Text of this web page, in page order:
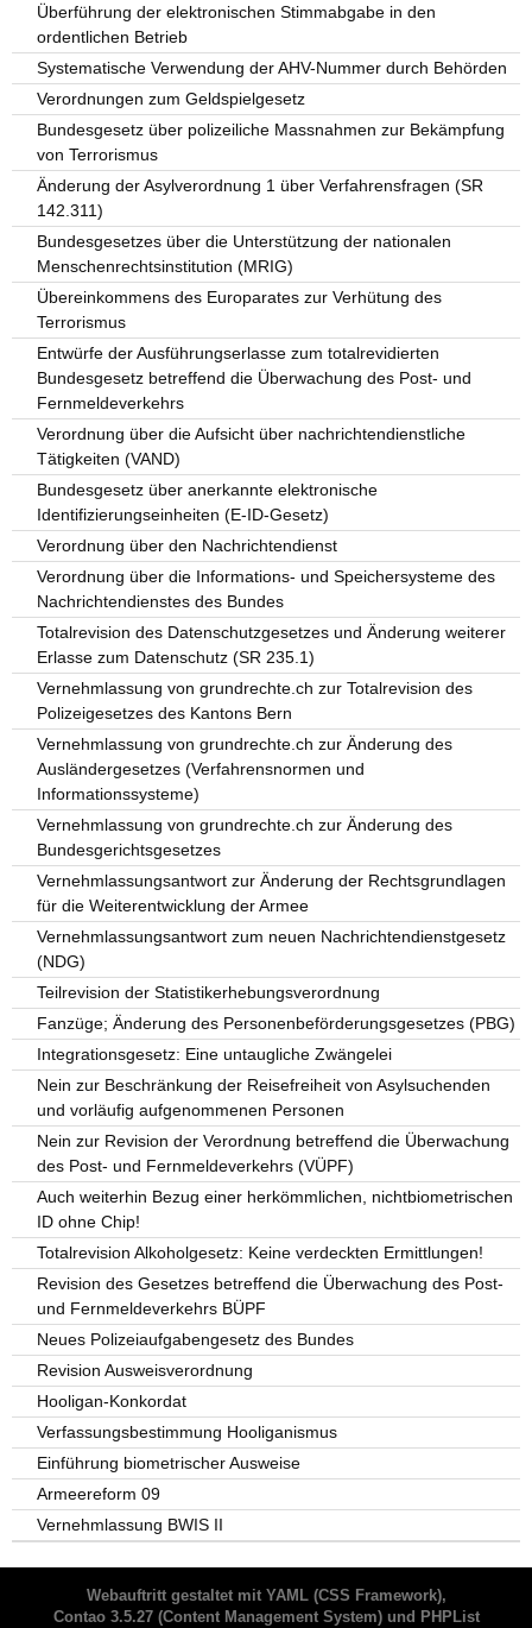
Überführung der elektronischen Stimmabgabe in den
ordentlichen Betrieb
Systematische Verwendung der AHV-Nummer durch Behörden
Verordnungen zum Geldspielgesetz
Bundesgesetz über polizeiliche Massnahmen zur Bekämpfung
von Terrorismus
Änderung der Asylverordnung 1 über Verfahrensfragen (SR
142.311)
Bundesgesetzes über die Unterstützung der nationalen
Menschenrechtsinstitution (MRIG)
Übereinkommens des Europarates zur Verhütung des
Terrorismus
Entwürfe der Ausführungserlasse zum totalrevidierten
Bundesgesetz betreffend die Überwachung des Post- und
Fernmeldeverkehrs
Verordnung über die Aufsicht über nachrichtendienstliche
Tätigkeiten (VAND)
Bundesgesetz über anerkannte elektronische
Identifizierungseinheiten (E-ID-Gesetz)
Verordnung über den Nachrichtendienst
Verordnung über die Informations- und Speichersysteme des
Nachrichtendienstes des Bundes
Totalrevision des Datenschutzgesetzes und Änderung weiterer
Erlasse zum Datenschutz (SR 235.1)
Vernehmlassung von grundrechte.ch zur Totalrevision des
Polizeigesetzes des Kantons Bern
Vernehmlassung von grundrechte.ch zur Änderung des
Ausländergesetzes (Verfahrensnormen und
Informationssysteme)
Vernehmlassung von grundrechte.ch zur Änderung des
Bundesgerichtsgesetzes
Vernehmlassungsantwort zur Änderung der Rechtsgrundlagen
für die Weiterentwicklung der Armee
Vernehmlassungsantwort zum neuen Nachrichtendienstgesetz
(NDG)
Teilrevision der Statistikerhebungsverordnung
Fanzüge; Änderung des Personenbeförderungsgesetzes (PBG)
Integrationsgesetz: Eine untaugliche Zwängelei
Nein zur Beschränkung der Reisefreiheit von Asylsuchenden
und vorläufig aufgenommenen Personen
Nein zur Revision der Verordnung betreffend die Überwachung
des Post- und Fernmeldeverkehrs (VÜPF)
Auch weiterhin Bezug einer herkömmlichen, nichtbiometrischen
ID ohne Chip!
Totalrevision Alkoholgesetz: Keine verdeckten Ermittlungen!
Revision des Gesetzes betreffend die Überwachung des Post-
und Fernmeldeverkehrs BÜPF
Neues Polizeiaufgabengesetz des Bundes
Revision Ausweisverordnung
Hooligan-Konkordat
Verfassungsbestimmung Hooliganismus
Einführung biometrischer Ausweise
Armeereform 09
Vernehmlassung BWIS II
Webauftritt gestaltet mit YAML(CSS Framework),
Contao 3.5.27(Content Management System) und PHPList